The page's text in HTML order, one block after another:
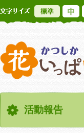
標準
活動報告